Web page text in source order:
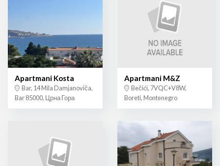
Apartmani Kosta
Bar, 14 Mila Damjanoviča,
Bar 85000, Црна Гора
Apartmani M&Z
Bečići, 7VQC+V8W,
Boreti, Montenegro